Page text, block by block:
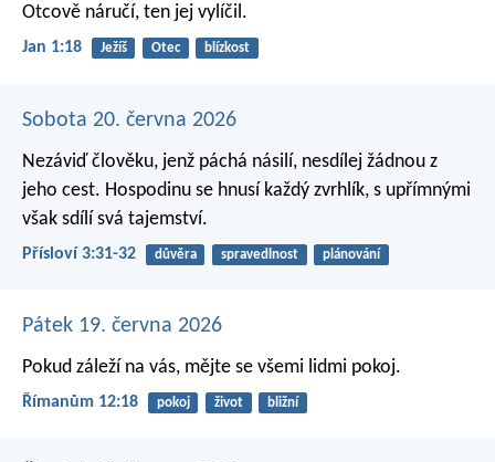
Otcově náručí, ten jej vylíčil.
Jan 1:18 Ježíš Otec blízkost
Sobota 20. června 2026
Nezáviď člověku, jenž páchá násilí, nesdílej žádnou z
jeho cest. Hospodinu se hnusí každý zvrhlík, s upřímnými
však sdílí svá tajemství.
Přísloví 3:31-32 důvěra spravedlnost plánování
Pátek 19. června 2026
Pokud záleží na vás, mějte se všemi lidmi pokoj.
Římanům 12:18 pokoj život bližní